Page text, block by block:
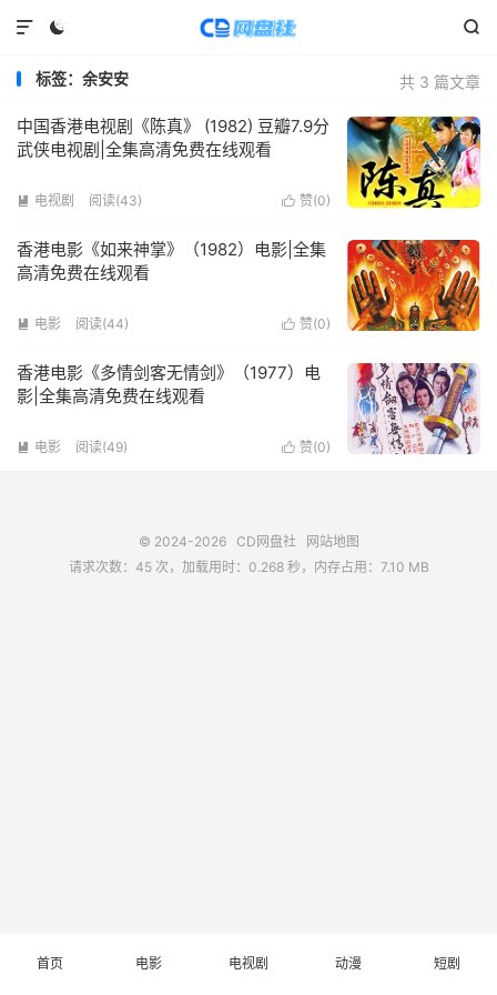
 

共 3 篇文章
标签：余安安
中国香港电视剧《陈真》 (1982) 豆瓣7.9分
武侠电视剧|全集高清免费在线观看
 赞(0)
 电视剧 阅读(43)
香港电影《如来神掌》（1982）电影|全集
高清免费在线观看
 赞(0)
 电影 阅读(44)
香港电影《多情剑客无情剑》（1977）电
影|全集高清免费在线观看
 赞(0)
 电影 阅读(49)
© 2024-2026 CD网盘社
网站地图
请求次数：45 次，加载用时：0.268 秒，内存占用：7.10 MB
首页 电影 电视剧 动漫 短剧